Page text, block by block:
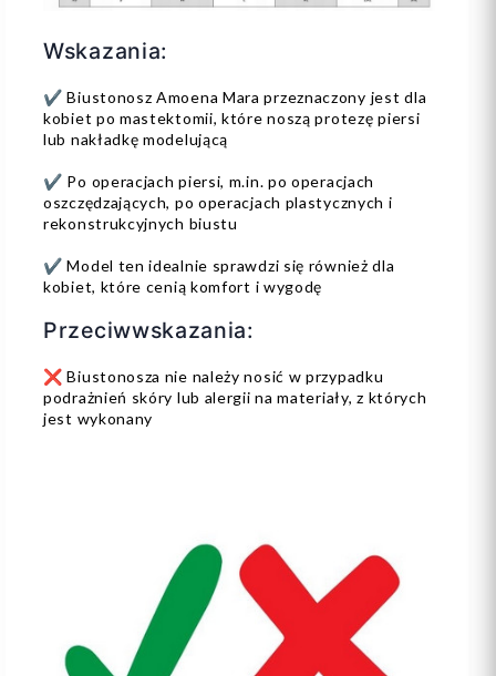
Wskazania:
✔️ Biustonosz Amoena Mara przeznaczony jest dla
kobiet po mastektomii, które noszą protezę piersi
lub nakładkę modelującą
✔️ Po operacjach piersi, m.in. po operacjach
oszczędzających, po operacjach plastycznych i
rekonstrukcyjnych biustu
✔️ Model ten idealnie sprawdzi się również dla
kobiet, które cenią komfort i wygodę
Przeciwwskazania:
❌ Biustonosza nie należy nosić w przypadku
podrażnień skóry lub alergii na materiały, z których
jest wykonany